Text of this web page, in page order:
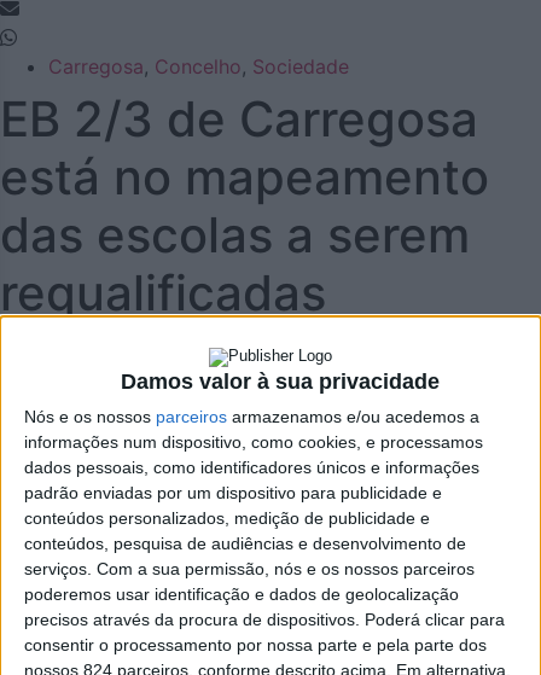
Damos valor à sua privacidade
Nós e os nossos parceiros armazenamos e/ou acedemos a
informações num dispositivo, como cookies, e processamos
dados pessoais, como identificadores únicos e informações
padrão enviadas por um dispositivo para publicidade e
conteúdos personalizados, medição de publicidade e
conteúdos, pesquisa de audiências e desenvolvimento de
serviços. Com a sua permissão, nós e os nossos parceiros
poderemos usar identificação e dados de geolocalização
precisos através da procura de dispositivos. Poderá clicar para
consentir o processamento por nossa parte e pela parte dos
nossos 824 parceiros, conforme descrito acima. Em alternativa,
Carregosa, Concelho, Sociedade
EB 2/3 de Carregosa
está no mapeamento
das escolas a serem
requalificadas
> Informação foi avançada pelo secretário de Estado da
Educação, António Leite.